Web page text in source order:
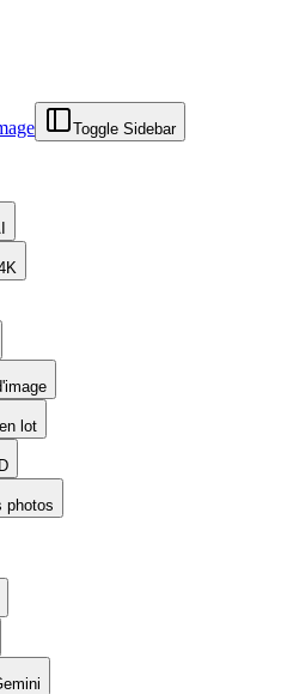
Toggle Sidebar
lot
photos